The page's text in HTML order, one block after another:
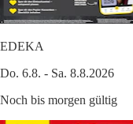
EDEKA
Do. 6.8. - Sa. 8.8.2026
Noch bis morgen gültig